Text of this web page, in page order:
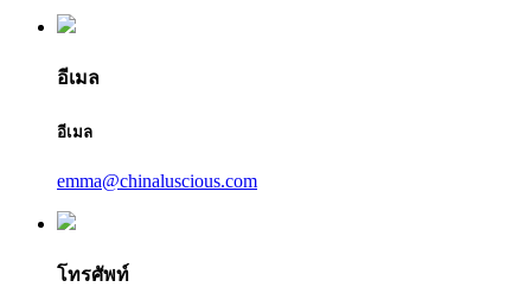
อีเมล
อีเมล
emma@chinaluscious.com
โทรศัพท์